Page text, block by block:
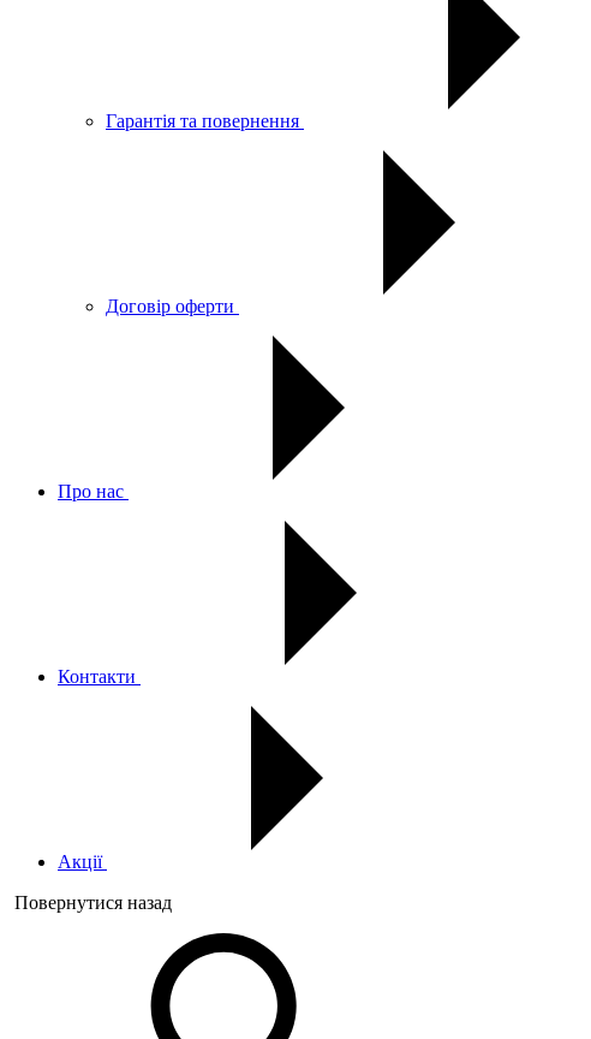
Гарантія та повернення
Договір оферти
Про нас
Контакти
Акції
Повернутися назад